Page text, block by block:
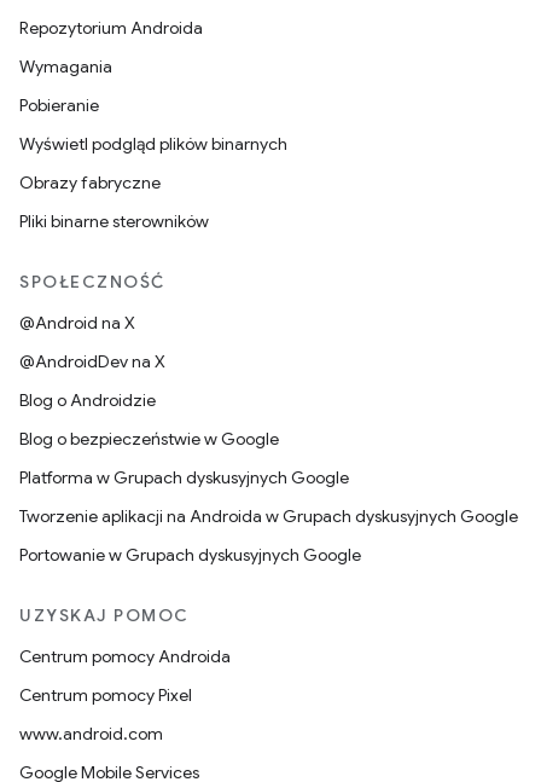
Repozytorium Androida
Wymagania
Pobieranie
Wyświetl podgląd plików binarnych
Obrazy fabryczne
Pliki binarne sterowników
SPOŁECZNOŚĆ
@Android na X
@AndroidDev na X
Blog o Androidzie
Blog o bezpieczeństwie w Google
Platforma w Grupach dyskusyjnych Google
Tworzenie aplikacji na Androida w Grupach dyskusyjnych Google
Portowanie w Grupach dyskusyjnych Google
UZYSKAJ POMOC
Centrum pomocy Androida
Centrum pomocy Pixel
www.android.com
Google Mobile Services